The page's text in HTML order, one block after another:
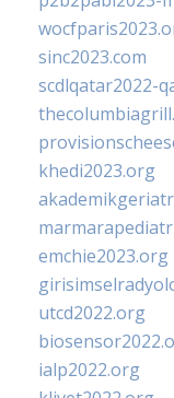
sinc2023.com
scdlqatar2022-
khedi2023.org
emchie2023.org
utcd2022.org
ialp2022.org